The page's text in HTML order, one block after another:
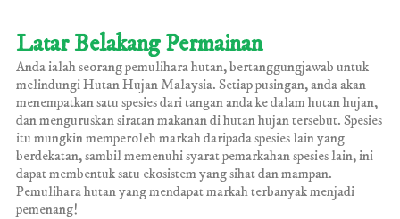
Latar Belakang Permainan
Anda ialah seorang pemulihara hutan, bertanggungjawab untuk
melindungi Hutan Hujan Malaysia. Setiap pusingan, anda akan
menempatkan satu spesies dari tangan anda ke dalam hutan hujan,
dan menguruskan siratan makanan di hutan hujan tersebut. Spesies
itu mungkin memperoleh markah daripada spesies lain yang
berdekatan, sambil memenuhi syarat pemarkahan spesies lain, ini
dapat membentuk satu ekosistem yang sihat dan mampan.
Pemulihara hutan yang mendapat markah terbanyak menjadi
pemenang!